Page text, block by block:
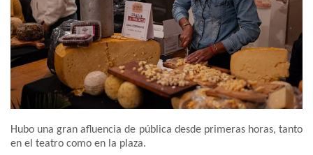
Hubo una gran afluencia de pública desde primeras horas, tanto
en el teatro como en la plaza.